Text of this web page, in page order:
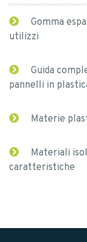
Gomma
utilizzi
Guida
pannelli in
Materie
Materiali
caratteristiche